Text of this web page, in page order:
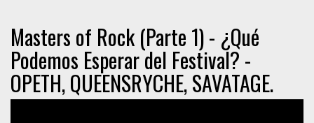
Masters of Rock (Parte 1) - ¿Qué
Podemos Esperar del Festival? -
OPETH, QUEENSRYCHE, SAVATAGE.